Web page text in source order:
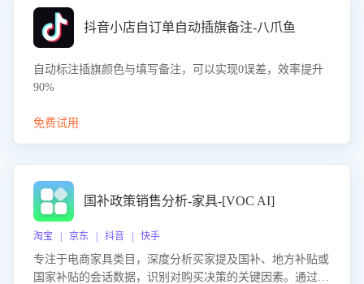
抖音小店自订单自动插旗备注-八爪鱼
自动标注插旗颜色与填写备注，可以实现0误差，效率提升
90%
免费试用
国补政策销售分析-家具-[VOC AI]
淘宝 | 京东 | 抖音 | 快手
专注于电商家具类目，深度分析买家提及国补、地方补贴或
国家补贴的会话数据，识别对购买决策的关键因素。通过AI